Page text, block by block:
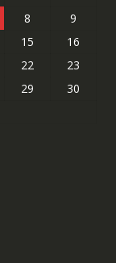
8
9
15
16
22
23
29
30